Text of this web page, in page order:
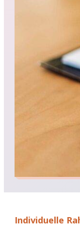
Individuelle